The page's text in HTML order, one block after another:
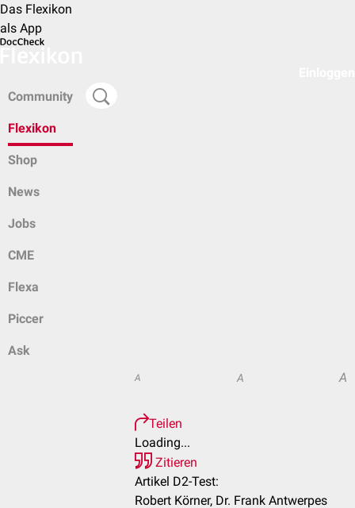
Das Flexikon
als App
Community
Flexikon
Shop
News
Jobs
CME
Flexa
Piccer
Ask
A A A
Teilen
Loading...
Zitieren
Artikel D2-Test:
Robert Körner, Dr. Frank Antwerpes